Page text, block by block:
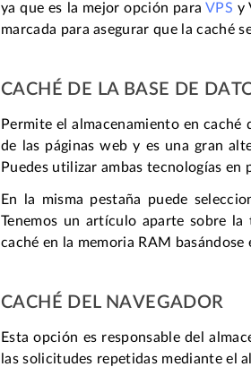
ya que es la mejor opción paraVPS y
marcada para asegurar que la caché
CACHÉ DE LA BASE DE
Permite el almacenamiento en
de las páginas web y es una gran
Puedes utilizar ambas tecnologías en
En la misma pestaña puede
Tenemos un artículo aparte sobre la
caché en la memoria RAM basándose
CACHÉ DEL NAVEGADOR
Esta opción es responsable del
las solicitudes repetidas mediante el